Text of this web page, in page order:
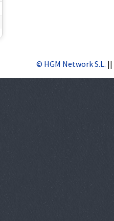
© HGM Network S.L. ||